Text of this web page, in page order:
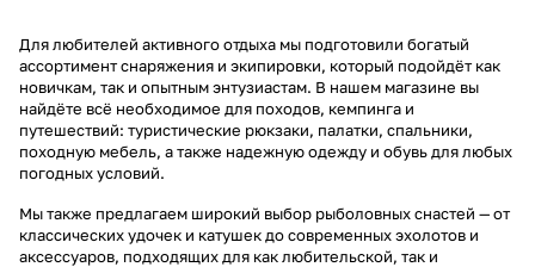
Для любителей активного отдыха мы подготовили богатый
ассортимент снаряжения и экипировки, который подойдёт как
новичкам, так и опытным энтузиастам. В нашем магазине вы
найдёте всё необходимое для походов, кемпинга и
путешествий: туристические рюкзаки, палатки, спальники,
походную мебель, а также надежную одежду и обувь для любых
погодных условий.
Мы также предлагаем широкий выбор рыболовных снастей — от
классических удочек и катушек до современных эхолотов и
аксессуаров, подходящих для как любительской, так и